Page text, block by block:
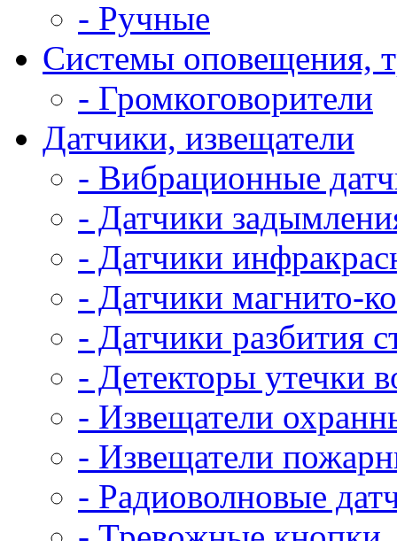
- Ручные
Системы оповещения,
- Громкоговорители
Датчики, извещатели
- Вибрационные
- Датчики
- Датчики
- Датчики магнито-
- Датчики разбития
- Детекторы утечки
- Извещатели
- Извещатели
- Радиоволновые